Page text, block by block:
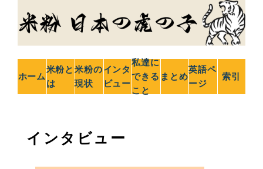
ホーム
米粉と
は
米粉の
現状
インタ
ビュー
私達に
できる
こと
まとめ
英語ペ
ージ
索引
インタビュー